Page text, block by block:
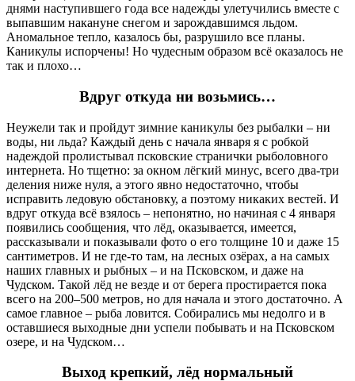
днями наступившего года все надежды улетучились вместе с
выпавшим накануне снегом и зарождавшимся льдом.
Аномальное тепло, казалось бы, разрушило все планы.
Каникулы испорчены! Но чудесным образом всё оказалось не
так и плохо…
Вдруг откуда ни возьмись…
Неужели так и пройдут зимние каникулы без рыбалки – ни
воды, ни льда? Каждый день с начала января я с робкой
надеждой пролистывал псковские странички рыболовного
интернета. Но тщетно: за окном лёгкий минус, всего два-три
деления ниже нуля, а этого явно недостаточно, чтобы
исправить ледовую обстановку, а поэтому никаких вестей. И
вдруг откуда всё взялось – непонятно, но начиная с 4 января
появились сообщения, что лёд, оказывается, имеется,
рассказывали и показывали фото о его толщине 10 и даже 15
сантиметров. И не где-то там, на лесных озёрах, а на самых
наших главных и рыбных – и на Псковском, и даже на
Чудском. Такой лёд не везде и от берега простирается пока
всего на 200–500 метров, но для начала и этого достаточно. А
самое главное – рыба ловится. Собирались мы недолго и в
оставшиеся выходные дни успели побывать и на Псковском
озере, и на Чудском…
Выход крепкий, лёд нормальный